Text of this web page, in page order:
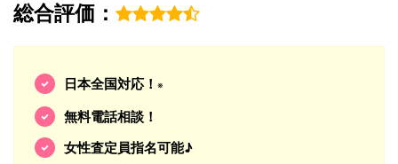
総合評価：
日本全国対応！ ※
無料電話相談！
女性査定員指名可能♪